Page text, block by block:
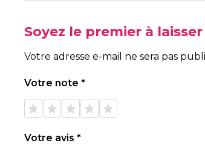
Soyez le premier à
Votre adresse e-mail ne sera pas
Votre note *
1 étoile
sur 5
2 étoiles
sur 5
3 étoiles
sur 5
4 étoiles
sur 5
5 étoiles
sur 5
Votre avis *